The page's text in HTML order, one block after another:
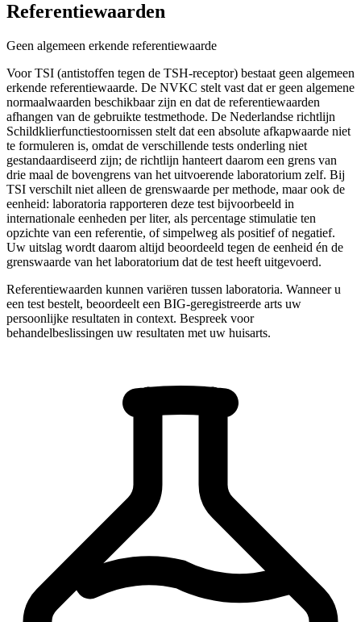
Referentiewaarden
Geen algemeen erkende referentiewaarde
Voor TSI (antistoffen tegen de TSH-receptor) bestaat geen algemeen
erkende referentiewaarde. De NVKC stelt vast dat er geen algemene
normaalwaarden beschikbaar zijn en dat de referentiewaarden
afhangen van de gebruikte testmethode. De Nederlandse richtlijn
Schildklierfunctiestoornissen stelt dat een absolute afkapwaarde niet
te formuleren is, omdat de verschillende tests onderling niet
gestandaardiseerd zijn; de richtlijn hanteert daarom een grens van
drie maal de bovengrens van het uitvoerende laboratorium zelf. Bij
TSI verschilt niet alleen de grenswaarde per methode, maar ook de
eenheid: laboratoria rapporteren deze test bijvoorbeeld in
internationale eenheden per liter, als percentage stimulatie ten
opzichte van een referentie, of simpelweg als positief of negatief.
Uw uitslag wordt daarom altijd beoordeeld tegen de eenheid én de
grenswaarde van het laboratorium dat de test heeft uitgevoerd.
Referentiewaarden kunnen variëren tussen laboratoria. Wanneer u
een test bestelt, beoordeelt een BIG-geregistreerde arts uw
persoonlijke resultaten in context. Bespreek voor
behandelbeslissingen uw resultaten met uw huisarts.